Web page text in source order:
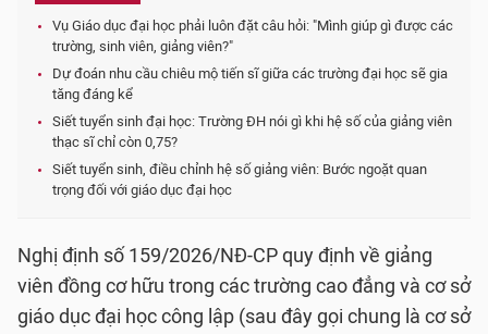
Vụ Giáo dục đại học phải luôn đặt câu hỏi: "Mình giúp gì được các
trường, sinh viên, giảng viên?"
Dự đoán nhu cầu chiêu mộ tiến sĩ giữa các trường đại học sẽ gia
tăng đáng kể
Siết tuyển sinh đại học: Trường ĐH nói gì khi hệ số của giảng viên
thạc sĩ chỉ còn 0,75?
Siết tuyển sinh, điều chỉnh hệ số giảng viên: Bước ngoặt quan
trọng đối với giáo dục đại học
Nghị định số 159/2026/NĐ-CP quy định về giảng
viên đồng cơ hữu trong các trường cao đẳng và cơ sở
giáo dục đại học công lập (sau đây gọi chung là cơ sở